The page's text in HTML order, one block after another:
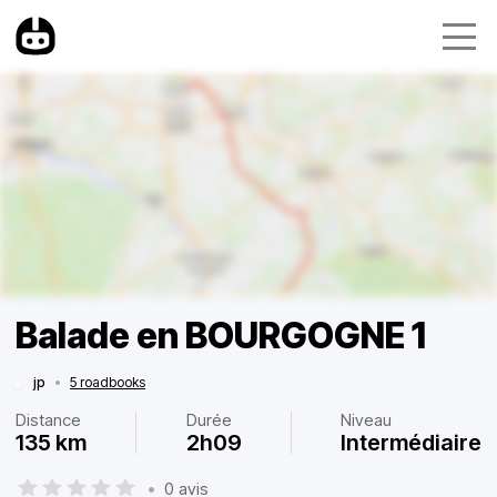
Balade en BOURGOGNE 1
jp • 5 roadbooks
Distance
135 km
Durée
2h09
Niveau
Intermédiaire
• 0 avis